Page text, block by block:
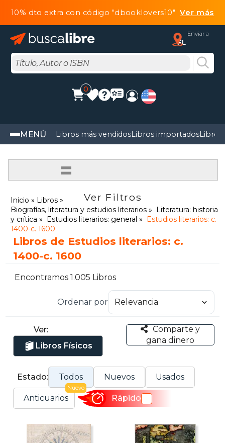
10% dto extra con código "dbooklovers10"Ver más
Enviar a
FL
0
MENÚ Libros más vendidosLibros importadosLibros
=
Ver Filtros
Inicio
Libros
Biografías, literatura y estudios literarios
Literatura: historia
y crítica
Estudios literarios: general
Estudios literarios: c.
1400-c. 1600
Libros de Estudios literarios: c.
1400-c. 1600
Encontramos 1.005 Libros
Ordenar por
Ver:
Libros Físicos
Comparte y
gana dinero
Estado: Todos Nuevos Usados
Anticuarios
Nuevo
Rápido